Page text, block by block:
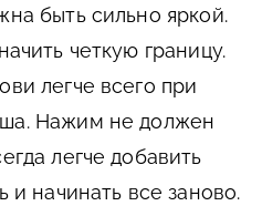
быть сильно яркой.
четкую границу.
легче всего при
Нажим не должен
легче добавить
и начинать все заново.